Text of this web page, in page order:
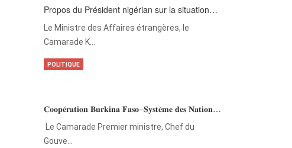
Propos du Président nigérian sur la situation…
Le Ministre des Affaires étrangères, le
Camarade K…
𝐂𝐨𝐨𝐩𝐞́𝐫𝐚𝐭𝐢𝐨𝐧 𝐁𝐮𝐫𝐤𝐢𝐧𝐚 𝐅𝐚𝐬𝐨–𝐒𝐲𝐬𝐭𝐞̀𝐦𝐞 𝐝𝐞𝐬 𝐍𝐚𝐭𝐢𝐨𝐧…
‎Le Camarade Premier ministre, Chef du
Gouve…
POLITIQUE